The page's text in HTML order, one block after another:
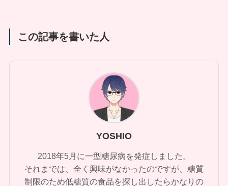
この記事を書いた人
YOSHIO
2018年5月に一型糖尿病を発症しました。
それまでは、全く興味がなかったのですが、糖質
制限のため低糖質の食品を探し出したらかなりの